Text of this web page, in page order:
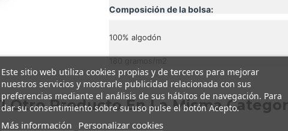
Composición de la bolsa:
100% algodón
1 Otro Producto En La Misma
Este sitio web utiliza cookies propias y de terceros para mejorar
nuestros servicios y mostrarle publicidad relacionada con sus
preferencias mediante el análisis de sus hábitos de navegación. Para
dar su consentimiento sobre su uso pulse el botón Acepto.
Más información
sobre
Personalizar cookies